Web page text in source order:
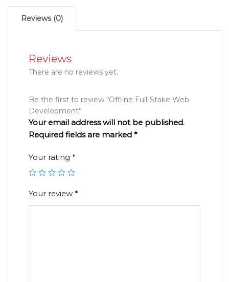
Reviews (0)
Reviews
There are no reviews yet.
Be the first to review “Offline Full-Stake Web
Development”
Your email address will not be published.
Required fields are marked *
Your rating *
Your review *